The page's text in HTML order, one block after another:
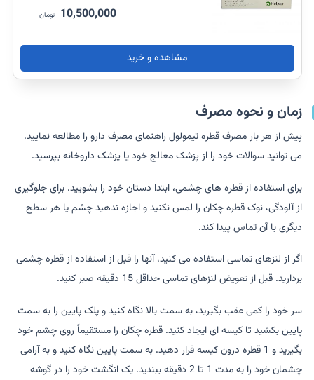
10,500,000 تومان
مشاهده و خرید
زمان و نحوه مصرف
پیش از هر بار مصرف قطره تیمولول راهنمای مصرف دارو را مطالعه نمایید.
می توانید سوالات خود را از پزشک معالج خود یا پزشک داروخانه بپرسید.
برای استفاده از قطره های چشمی، ابتدا دستان خود را بشویید. برای جلوگیری
از آلودگی، نوک قطره چکان را لمس نکنید و اجازه ندهید چشم یا هر سطح
دیگری با آن تماس پیدا کند.
اگر از لنزهای تماسی استفاده می کنید، آنها را قبل از استفاده از قطره چشمی
بردارید. قبل از تعویض لنزهای تماسی حداقل 15 دقیقه صبر کنید.
سر خود را کمی عقب بگیرید، به سمت بالا نگاه کنید و پلک پایین را به سمت
پایین بکشید تا کیسه ای ایجاد کنید. قطره چکان را مستقیماً روی چشم خود
بگیرید و 1 قطره درون کیسه قرار دهید. به سمت پایین نگاه کنید و به آرامی
چشمان خود را به مدت 1 تا 2 دقیقه ببندید. یک انگشت خود را در گوشه